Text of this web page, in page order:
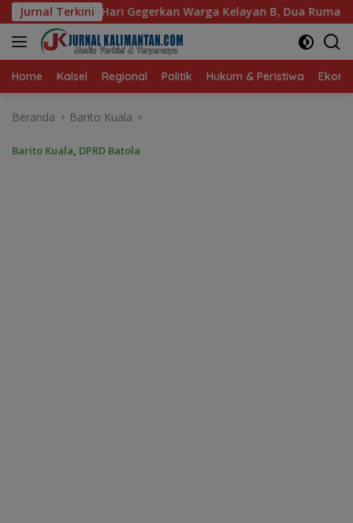
Langsung
ke
konten
Jurnal Terkini
Kelayan B, Dua Rumah dan Bedakan Terbakar
Home Kalsel Regional Politik Hukum & Peristiwa
Beranda Barito Kuala
Barito Kuala, DPRD Batola